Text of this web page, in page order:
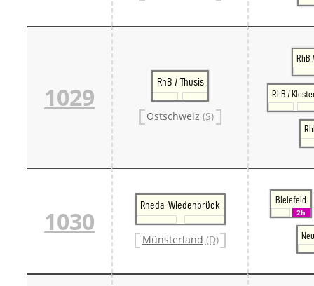
1029
RhB / Thusis
Ostschweiz (S)
RhB
RhB /
1030
Rheda-Wiedenbrück
Münsterland (D)
Bielefeld
2h